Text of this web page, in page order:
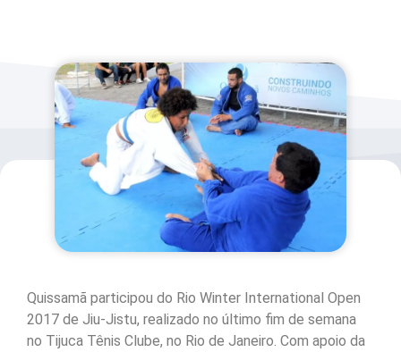
Quissamã participou do Rio Winter International Open
2017 de Jiu-Jistu, realizado no último fim de semana
no Tijuca Tênis Clube, no Rio de Janeiro. Com apoio da